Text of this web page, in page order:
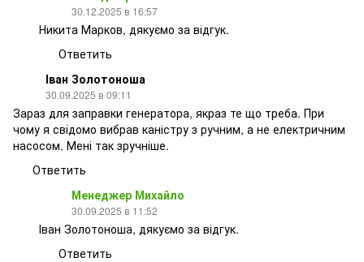
30.12.2025 в 16:57
Никита Марков, дякуємо за відгук.
Ответить
Іван Золотоноша
30.09.2025 в 09:11
Зараз для заправки генератора, якраз те що треба. При
чому я свідомо вибрав каністру з ручним, а не електричним
насосом. Мені так зручніше.
Ответить
Менеджер Михайло
30.09.2025 в 11:52
Іван Золотоноша, дякуємо за відгук.
Ответить